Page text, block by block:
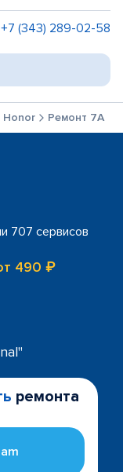
+7 (343) 289-02-58
Honor Ремонт 7A
707 сервисов
490 ₽
ремонта